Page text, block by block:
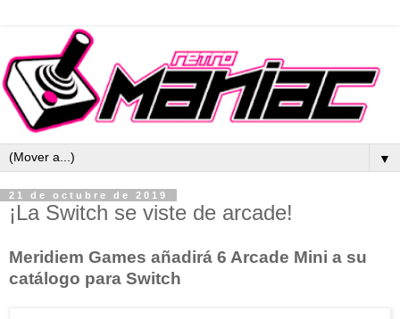
▼
21 de octubre de 2019
¡La Switch se viste de arcade!
Meridiem Games añadirá 6 Arcade Mini a su
catálogo para Switch